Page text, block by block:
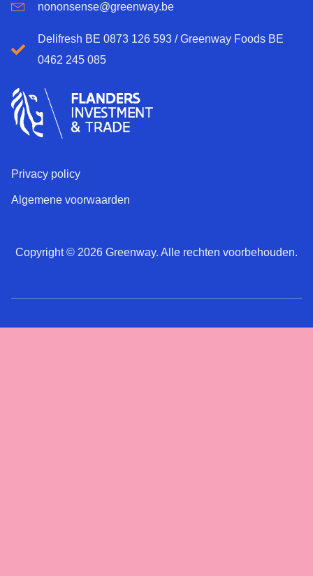
nononsense@greenway.be
Delifresh BE 0873 126 593 / Greenway Foods BE
0462 245 085
Copyright © 2026 Greenway. Alle rechten voorbehouden.
Privacy policy
Algemene voorwaarden